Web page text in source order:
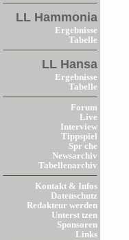
LL Hammonia
Ergebnisse
Tabelle
LL Hansa
Ergebnisse
Tabelle
Forum
Live
Interview
Tippspiel
Spr che
Newsarchiv
Tabellenarchiv
Kontakt & Infos
Datenschutz
Redakteur werden
Unterst tzen
Sponsoren
Links